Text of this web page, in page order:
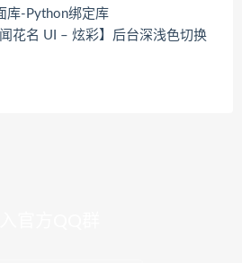
库-Python绑定库
闻花名 UI – 炫彩】后台深浅色切换